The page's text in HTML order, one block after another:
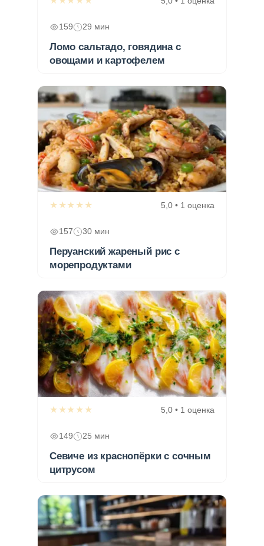
159 29 мин
Ломо сальтадо, говядина с
овощами и картофелем
★★★★★ 5,0 • 1 оценка
157 30 мин
Перуанский жареный рис с
морепродуктами
★★★★★ 5,0 • 1 оценка
149 25 мин
Севиче из краснопёрки с сочным
цитрусом